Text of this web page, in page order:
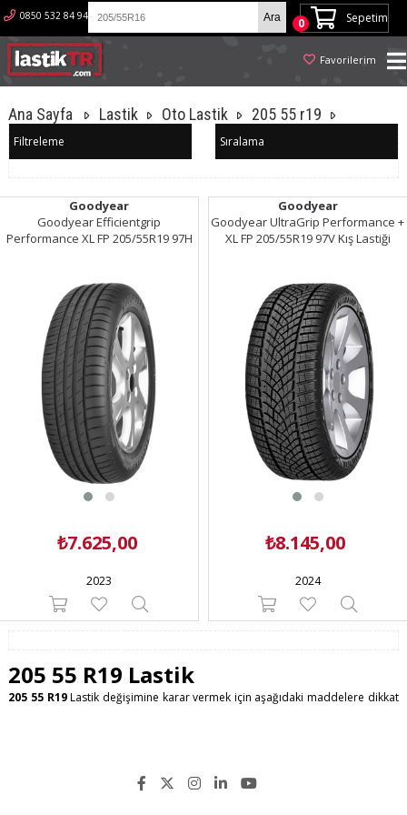
Sepetim
0
Favorilerim
0850 532 84 94
Ana Sayfa Lastik Oto Lastik 205 55 r19
Filtreleme Sıralama
Goodyear
Goodyear Efficientgrip
Performance XL FP 205/55R19 97H
₺7.625,00
2023
Goodyear
Goodyear UltraGrip Performance +
XL FP 205/55R19 97V Kış Lastiği
₺8.145,00
2024
205 55 R19 Lastik
205 55 R19Lastik değişimine karar vermek için aşağıdaki maddelere dikkat
değiştirilmesi yönündedir.
- Lastiklerde sürüş sırasında titreşim var ise ve balans işlemi uygulandığında